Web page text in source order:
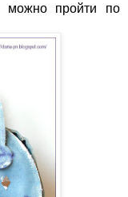
можно пройти по